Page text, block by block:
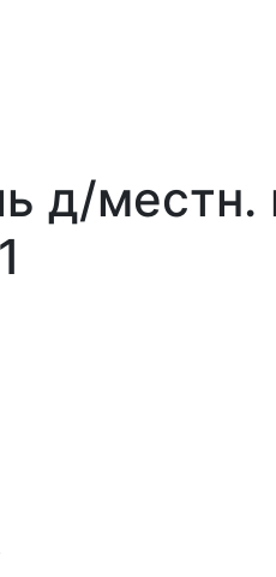
д/